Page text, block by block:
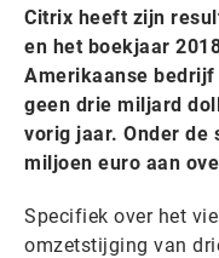
Citrix heeft zijn
en het boekjaar
Amerikaanse
geen drie miljard
vorig jaar. Onder de
miljoen euro aan
Specifiek over het
omzetstijging van